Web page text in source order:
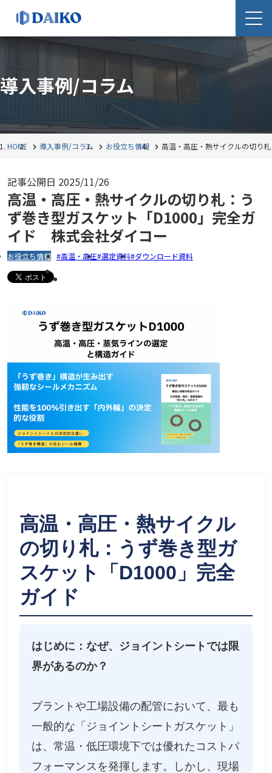
導入事例/コラム
HOME 導入事例/コラム お役立ち情報 高温・高圧・熱サイクルの切り
記事公開日 2025/11/26
高温・高圧・熱サイクルの切り札：う
ず巻き型ガスケット「D1000」完全ガ
イド 株式会社ダイコー
お役立ち情報 高温・高圧 選定資料 ダウンロード資料
高温・高圧・熱サイクル
の切り札：うず巻き型ガ
スケット「D1000」完全
ガイド
はじめに：なぜ、ジョイントシートでは限
界があるのか？
プラントや工場設備の配管において、最も
一般的な「ジョイントシートガスケット」
は、常温・低圧環境下では優れたコストパ
フォーマンスを発揮します。しかし、現場